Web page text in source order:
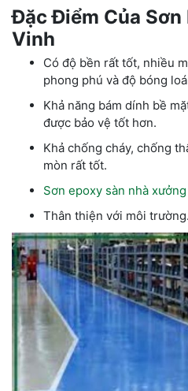
Đặc Điểm Của Sơn
Vinh
Có độ bền rất tốt, nhiều
phong phú và độ bóng
Khả năng bám dính bề
được bảo vệ tốt hơn.
Khả chống cháy, chống
mòn rất tốt.
Sơn epoxy sàn nhà xưởng
Thân thiện với môi trường.